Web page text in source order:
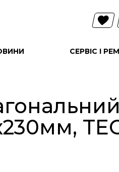
СЕРВІС І